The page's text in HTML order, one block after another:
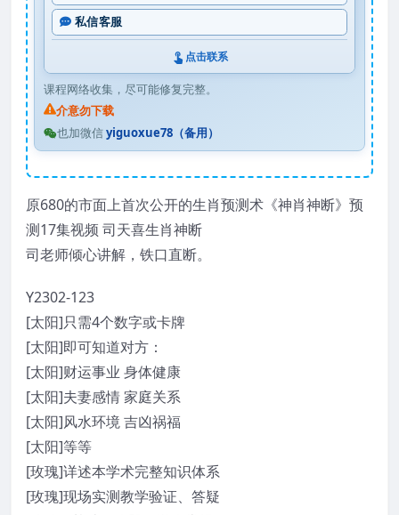
私信客服
点击联系
课程网络收集，尽可能修复完整。
介意勿下载
也加微信yiguoxue78（备用）
原680的市面上首次公开的生肖预测术《神肖神断》预
测17集视频 司天喜生肖神断
司老师倾心讲解，铁口直断。
Y2302-123
[太阳]只需4个数字或卡牌
[太阳]即可知道对方：
[太阳]财运事业 身体健康
[太阳]夫妻感情 家庭关系
[太阳]风水环境 吉凶祸福
[太阳]等等
[玫瑰]详述本学术完整知识体系
[玫瑰]现场实测教学验证、答疑